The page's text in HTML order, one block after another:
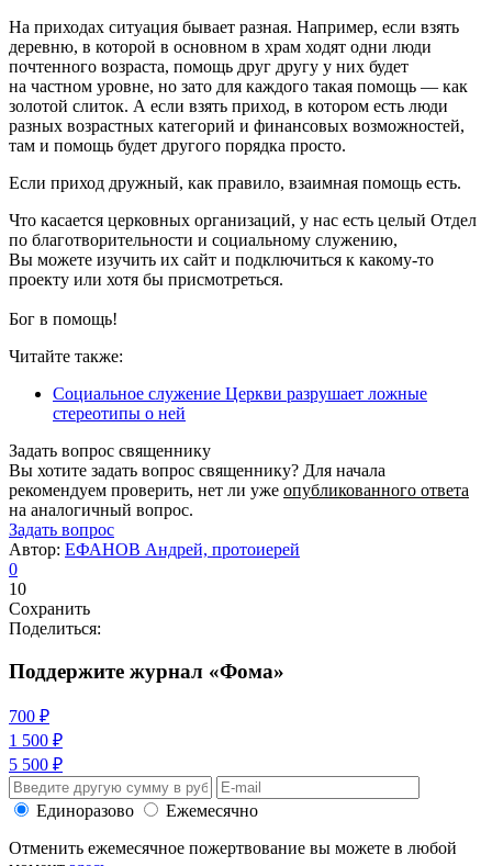
На приходах ситуация бывает разная. Например, если взять
деревню, в которой в основном в храм ходят одни люди
почтенного возраста, помощь друг другу у них будет
на частном уровне, но зато для каждого такая помощь — как
золотой слиток. А если взять приход, в котором есть люди
разных возрастных категорий и финансовых возможностей,
там и помощь будет другого порядка просто.
Если приход дружный, как правило, взаимная помощь есть.
Что касается церковных организаций, у нас есть целый Отдел
по благотворительности и социальному служению,
Вы можете изучить их сайт и подключиться к какому-то
проекту или хотя бы присмотреться.
Бог в помощь!
Читайте также:
Социальное служение Церкви разрушает ложные
стереотипы о ней
Задать вопрос священнику
Вы хотите задать вопрос священнику? Для начала
рекомендуем проверить, нет ли уже опубликованного ответа
на аналогичный вопрос.
Задать вопрос
Автор: ЕФАНОВ Андрей, протоиерей
0
10
Сохранить
Поделиться:
Поддержите журнал «Фома»
700 ₽
1 500 ₽
5 500 ₽
Единоразово
Ежемесячно
Отменить ежемесячное пожертвование вы можете в любой